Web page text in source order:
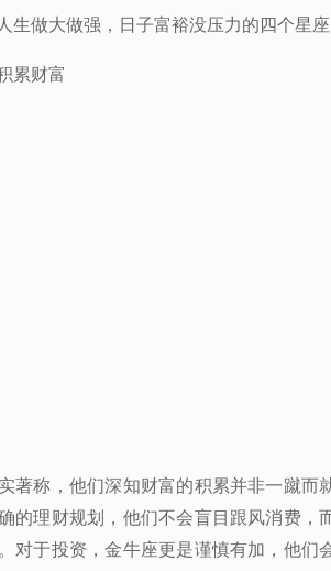
生做大做强，日子富裕没压力的四个星座
累财富
著称，他们深知财富的积累并非一蹴而
的理财规划，他们不会盲目跟风消费，
对于投资，金牛座更是谨慎有加，他们